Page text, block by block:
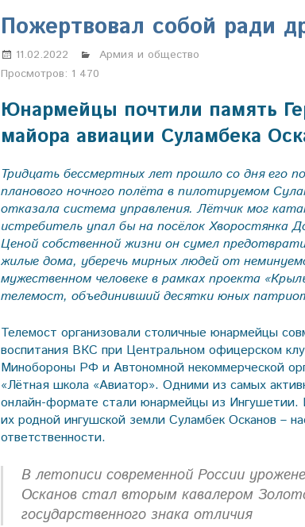
Пожертвовал собой ради
11.02.2022 Марина Щербакова
Армия и общество
Просмотров: 1 470
Юнармейцы почтили память
майора авиации Суламбека
Тридцать бессмертных лет прошло со дня его
планового ночного полёта в пилотируемом
отказала система управления. Лётчик мог
истребитель упал бы на посёлок Хворостянка
Ценой собственной жизни он сумел
жилые дома, уберечь мирных людей от
мужественном человеке в рамках проекта
телемост, объединивший десятки юных
Телемост организовали столичные юнармейцы
воспитания ВКС при Центральном офицерском
Минобороны РФ и Автономной некоммерческой
«Лётная школа «Авиатор». Одними из самых
онлайн-формате стали юнармейцы из
их родной ингушской земли Суламбек Осканов –
ответственности.
В летописи современной России
Осканов стал вторым кавалером
государственного знака отличия